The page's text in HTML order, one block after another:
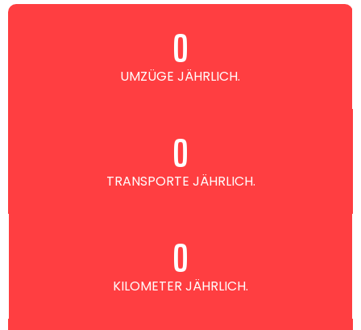
UMZÜGE JÄHRLICH.
0
TRANSPORTE JÄHRLICH.
0
KILOMETER JÄHRLICH.
0